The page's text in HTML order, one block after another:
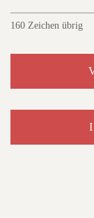
160 Zeichen übrig